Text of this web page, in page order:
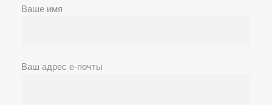
Ваше имя
Ваш адрес е-почты